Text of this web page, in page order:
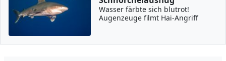
Wasser färbte sich blutrot!
Augenzeuge filmt Hai-Angriff